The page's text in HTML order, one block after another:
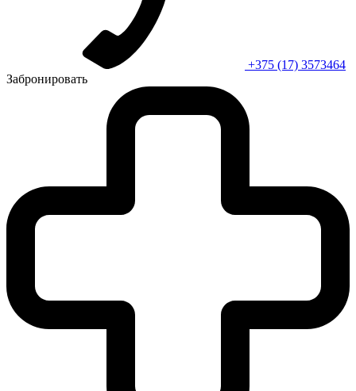
+375 (17) 3573464
Забронировать